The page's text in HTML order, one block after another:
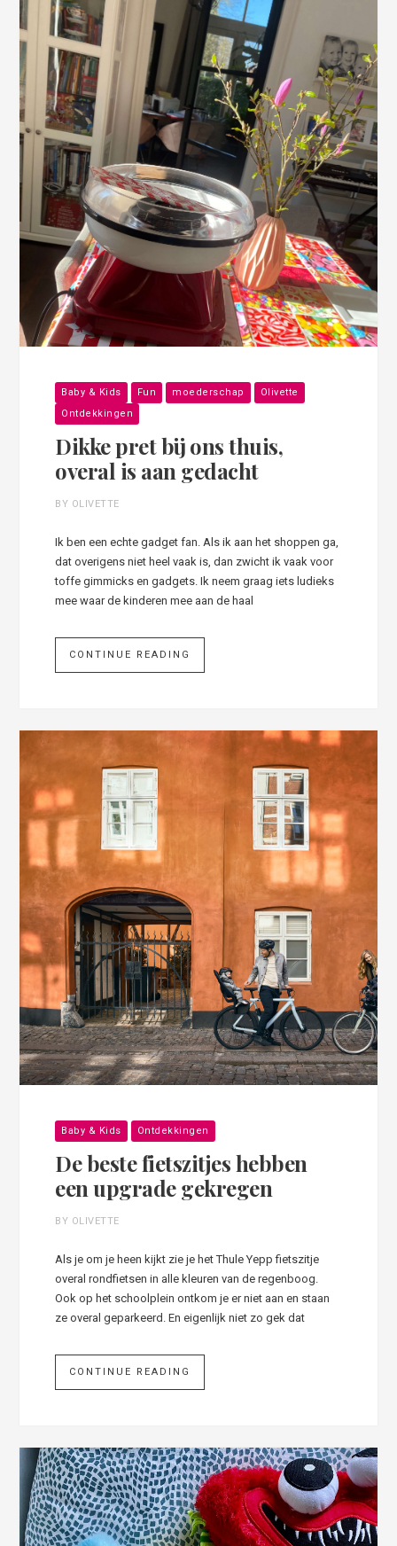
Baby & Kids Fun moederschap
Olivette
Ontdekkingen
Dikke pret bij ons thuis,
overal is aan gedacht
BY OLIVETTE
Ik ben een echte gadget fan. Als ik aan het shoppen ga,
dat overigens niet heel vaak is, dan zwicht ik vaak voor
toffe gimmicks en gadgets. Ik neem graag iets ludieks
mee waar de kinderen mee aan de haal
CONTINUE READING
Baby & Kids Ontdekkingen
De beste fietszitjes hebben
een upgrade gekregen
BY OLIVETTE
Als je om je heen kijkt zie je het Thule Yepp fietszitje
overal rondfietsen in alle kleuren van de regenboog.
Ook op het schoolplein ontkom je er niet aan en staan
ze overal geparkeerd. En eigenlijk niet zo gek dat
CONTINUE READING